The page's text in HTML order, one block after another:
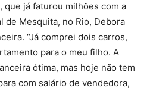
que já faturou milhões com a
de Mesquita, no Rio, Debora
“Já comprei dois carros,
para o meu filho. A
ótima, mas hoje não tem
com salário de vendedora,